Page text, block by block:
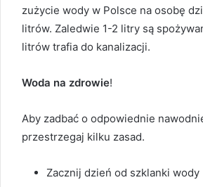
zużycie wody w Polsce na osobę
litrów. Zaledwie 1-2 litry są
litrów trafia do kanalizacji.
Woda na zdrowie!
Aby zadbać o odpowiednie
przestrzegaj kilku zasad.
Zacznij dzień od szklanki wody